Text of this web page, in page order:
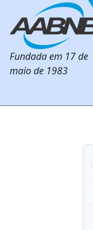
Fundada em 17 de
maio de 1983